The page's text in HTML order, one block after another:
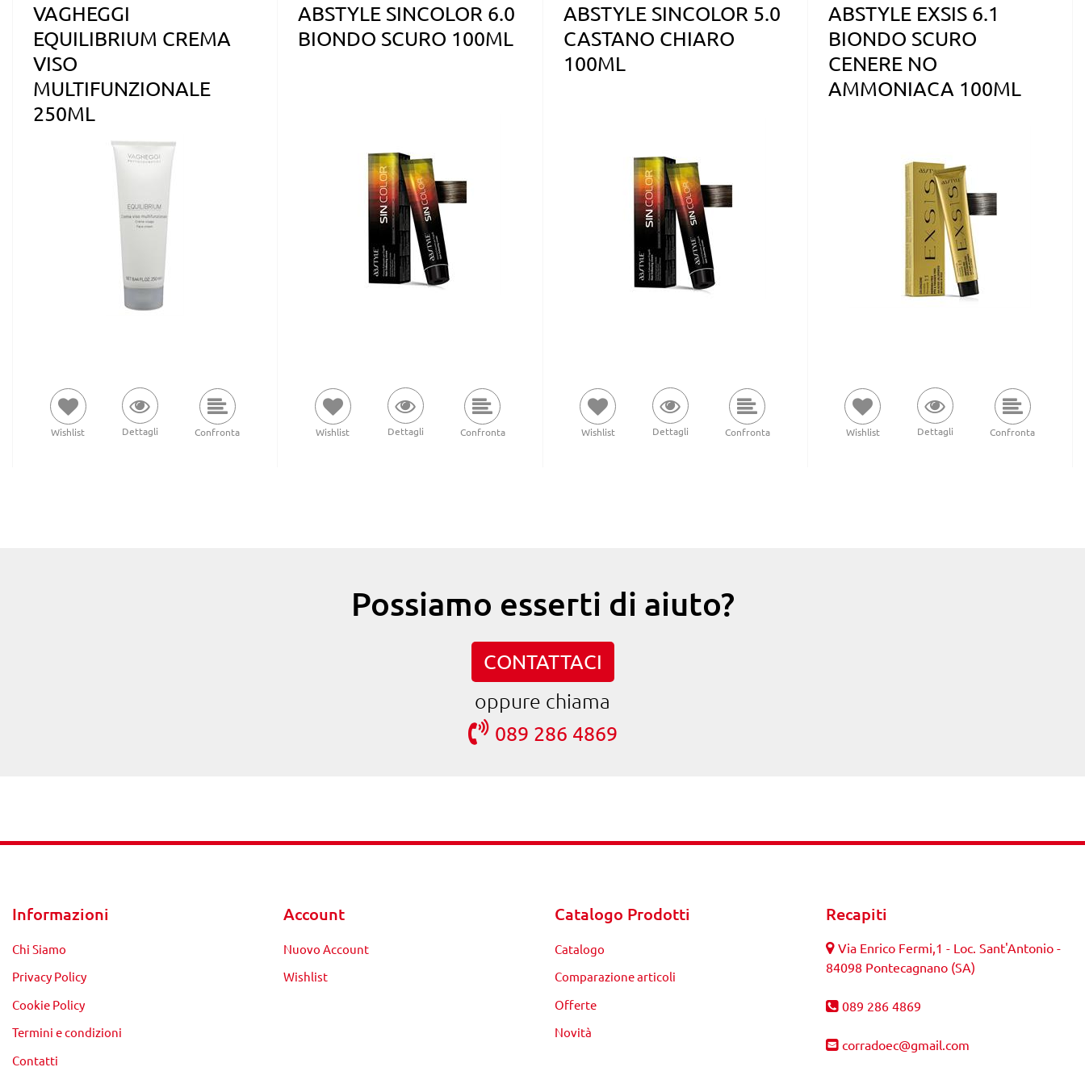
VAGHEGGI
EQUILIBRIUM CREMA
VISO
MULTIFUNZIONALE
250ML
Wishlist Dettagli Confronta
ABSTYLE SINCOLOR 6.0
BIONDO SCURO 100ML
Wishlist Dettagli Confronta
ABSTYLE SINCOLOR 5.0
CASTANO CHIARO
100ML
Wishlist Dettagli Confronta
ABSTYLE EXSIS 6.1
BIONDO SCURO
CENERE NO
AMMONIACA 100ML
Wishlist Dettagli Confronta
Possiamo esserti di aiuto?
CONTATTACI
oppure chiama
089 286 4869
Informazioni
Chi Siamo
Privacy Policy
Cookie Policy
Termini e condizioni
Contatti
Account
Nuovo Account
Wishlist
Catalogo Prodotti
Catalogo
Comparazione articoli
Offerte
Novità
Recapiti
Via Enrico Fermi,1 - Loc. Sant'Antonio -
84098 Pontecagnano (SA)
089 286 4869
corradoec@gmail.com